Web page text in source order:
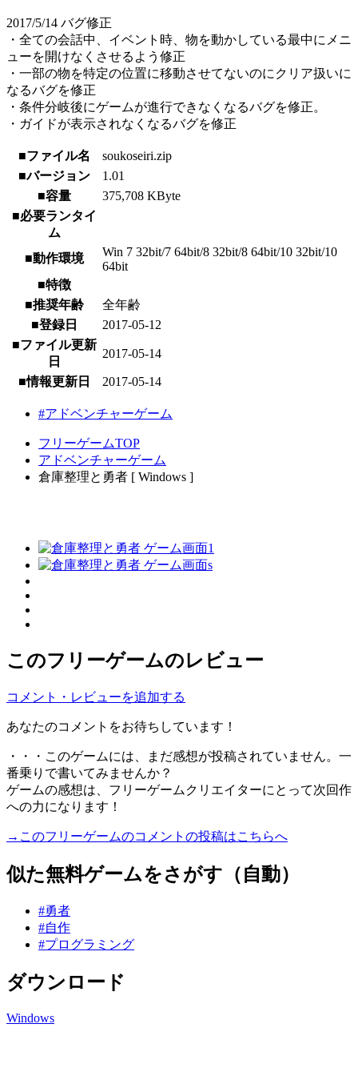
2017/5/14 バグ修正
・全ての会話中、イベント時、物を動かしている最中にメニ
ューを開けなくさせるよう修正
・一部の物を特定の位置に移動させてないのにクリア扱いに
なるバグを修正
・条件分岐後にゲームが進行できなくなるバグを修正。
・ガイドが表示されなくなるバグを修正
■ファイル名
soukoseiri.zip
■バージョン
1.01
■容量
375,708 KByte
■必要ランタイ
ム
■動作環境
Win 7 32bit/7 64bit/8 32bit/8 64bit/10 32bit/10
64bit
■特徴
■推奨年齢
全年齢
■登録日
2017-05-12
■ファイル更新
日
2017-05-14
■情報更新日 2017-05-14
#アドベンチャーゲーム
フリーゲームTOP
アドベンチャーゲーム
倉庫整理と勇者 [ Windows ]
このフリーゲームのレビュー
コメント・レビューを追加する
あなたのコメントをお待ちしています！
・・・このゲームには、まだ感想が投稿されていません。一
番乗りで書いてみませんか？
ゲームの感想は、フリーゲームクリエイターにとって次回作
への力になります！
→このフリーゲームのコメントの投稿はこちらへ
似た無料ゲームをさがす（自動）
#勇者
#自作
#プログラミング
ダウンロード
Windows